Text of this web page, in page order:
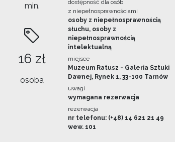
min.
16 zł
osoba
dostępność dla osób
z niepełnosprawnościami
osoby z niepełnosprawnością
słuchu, osoby z
niepełnosprawnością
intelektualną
miejsce
Muzeum Ratusz - Galeria Sztuki
Dawnej, Rynek 1, 33-100 Tarnów
uwagi
wymagana rezerwacja
rezerwacja
nr telefonu: (+48) 14 621 21 49
wew. 101